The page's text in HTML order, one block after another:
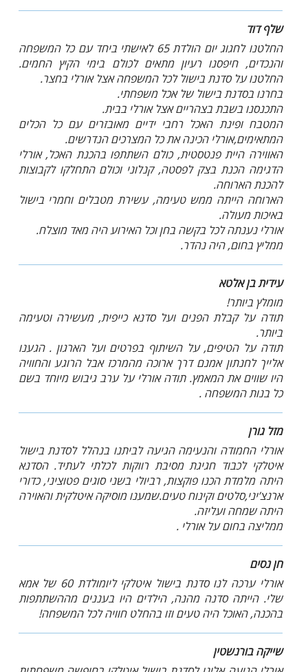
שלף דוד
החלטנו לחגוג יום הולדת 65 לאישתי ביחד עם כל המשפחה
והנכדים, חיפסנו רעיון מתאים לכולם בימי הקיץ החמים.
החלטנו על סדנת בישול לכל המשפחה אצל אורלי בחצר.
בחרנו בסדנת בישול של אכל משפחתי.
התכנסנו בשבת בצהריים אצל אורלי בבית.
המטבח ופינת האכל רחבי ידיים מאובזרים עם כל הכלים
המתאימים,אורלי הכינה את כל המצרכים הנדרשים.
האווירה היית פנטסטית, כולם השתתפו בהכנת האכל, אורלי
הדגימה הכנת בצק לפסטה, קנלוני וכולם התחלקו לקבוצות
להכנת הארוחה.
הארוחה הייתה ממש טעימה, עשירת מטבלים וחמרי בישול
באיכות מעולה.
אורלי נענתה לכל בקשה בחן וכל האירוע היה מאד מוצלח.
ממליץ בחום, היה נהדר.
עידית בן אלטא
מומלץ ביותר!
תודה על קבלת הפנים ועל סדנא כייפית, מעשירה וטעימה
ביותר.
תודה על הטיפים, על השיתוף בפרטים ועל הארגון . הגענו
אלייך לחנתון אמנם דרך ארוכה מהמרכז אבל הרוגע והחוויה
היו שווים את המאמץ. תודה אורלי על ערב גיבוש מיוחד בשם
כל בנות המשפחה .
מזל גורן
אורלי החמודה והנעימה הגיעה לביתנו בנהלל לסדנת בישול
איטלקי לכבוד חגיגת מסיבת רווקות לכלתי לעתיד. הסדנא
היתה מלמדת הכנו פוקצות, רביולי בשני סוגים פטוציני, כדורי
ארנצ’יני,סלטים וקינוח טעים.שמענו מוסיקה איטלקית והאוירה
היתה שמחה ועליזה.
ממליצה בחום על אורלי .
חן נסים
אורלי ערכה לנו סדנת בישול איטלקי ליומולדת 60 של אמא
שלי. הייתה סדנה מהנה, הילדים היו בעננים מההשתתפות
בהכנה, האוכל היה טעים וזו בהחלט חוויה לכל המשפחה!
שייקה בורנשטין